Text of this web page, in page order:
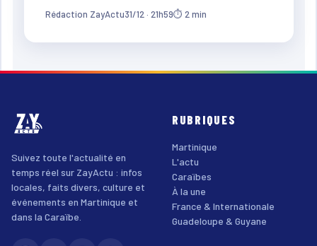
Rédaction ZayActu31/12 · 21h59⏱ 2 min
Suivez toute l'actualité en
temps réel sur ZayActu : infos
locales, faits divers, culture et
événements en Martinique et
dans la Caraïbe.
RUBRIQUES
Martinique
L'actu
Caraïbes
À la une
France & Internationale
Guadeloupe & Guyane